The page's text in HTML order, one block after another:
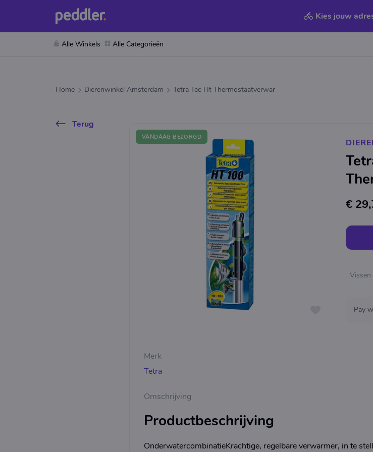
Kies jouw
Alle Winkels Alle Categorieën
Home Dierenwinkel Amsterdam Tetra Tec Ht Thermostaatverwar
Terug
VANDAAG BEZORGD
€
Vissen
Pay
Merk
Tetra
Omschrijving
Productbeschrijving
OnderwatercombinatieKrachtige, regelbare verwarmer, in te